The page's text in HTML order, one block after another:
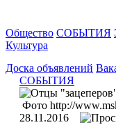
Общество СОБЫТИЯ
Культура
Доска объявлений
СОБЫТИЯ
Фото http://
28.11.2016